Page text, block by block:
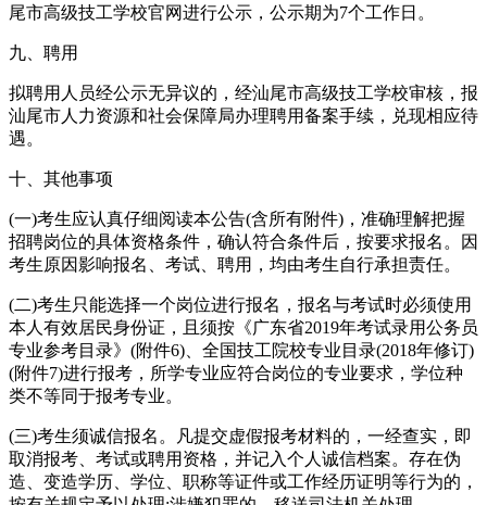
尾市高级技工学校官网进行公示，公示期为7个工作日。
九、聘用
拟聘用人员经公示无异议的，经汕尾市高级技工学校审核，报
汕尾市人力资源和社会保障局办理聘用备案手续，兑现相应待
遇。
十、其他事项
(一)考生应认真仔细阅读本公告(含所有附件)，准确理解把握
招聘岗位的具体资格条件，确认符合条件后，按要求报名。因
考生原因影响报名、考试、聘用，均由考生自行承担责任。
(二)考生只能选择一个岗位进行报名，报名与考试时必须使用
本人有效居民身份证，且须按《广东省2019年考试录用公务员
专业参考目录》(附件6)、全国技工院校专业目录(2018年修订)
(附件7)进行报考，所学专业应符合岗位的专业要求，学位种
类不等同于报考专业。
(三)考生须诚信报名。凡提交虚假报考材料的，一经查实，即
取消报考、考试或聘用资格，并记入个人诚信档案。存在伪
造、变造学历、学位、职称等证件或工作经历证明等行为的，